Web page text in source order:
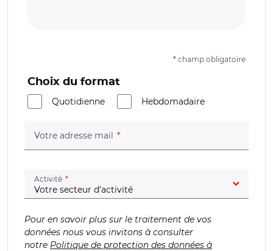
* champ obligatoire
Choix du format
Quotidienne
Hebdomadaire
Votre adresse mail (champ obligatoire)
Activité (champ obligatoire)
Pour en savoir plus sur le traitement de vos
données nous vous invitons à consulter
notre Politique de protection des données à